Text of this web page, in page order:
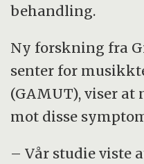
behandling.
Ny forskning fra
senter for
(GAMUT), viser
mot disse
– Vår studie viste